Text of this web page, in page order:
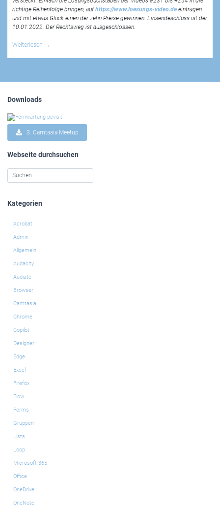
richtige Reihenfolge bringen, aufhttps://www.loesungs-video.de eintragen
und mit etwas Glück einen der zehn Preise gewinnen. Einsendeschluss ist der
10.01.2022. Der Rechtsweg ist ausgeschlossen.
Weiterlesen →
Downloads
3. Camtasia Meetup
Webseite durchsuchen
Kategorien
Acrobat
Admin
Allgemein
Audacity
Audiate
Browser
Camtasia
Chrome
Copilot
Designer
Edge
Excel
Firefox
Flow
Forms
Gruppen
Lists
Loop
Microsoft 365
Office
OneDrive
OneNote